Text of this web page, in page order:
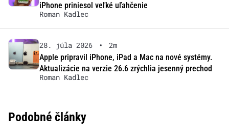
iPhone priniesol veľké uľahčenie
Roman Kadlec
28. júla 2026 •
2m
Apple pripravil iPhone, iPad a Mac na nové systémy.
Aktualizácie na verzie 26.6 zrýchlia jesenný prechod
Roman Kadlec
Podobné články